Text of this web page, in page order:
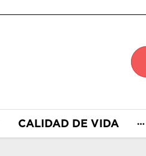
CALIDAD DE VIDA